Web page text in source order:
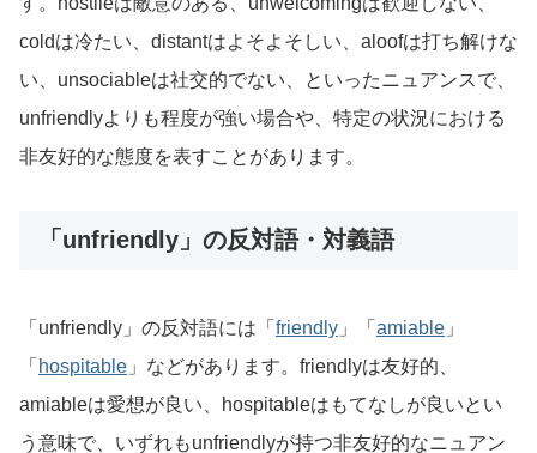
coldは冷たい、distantはよそよそしい、aloofは打ち解けな
い、unsociableは社交的でない、といったニュアンスで、
unfriendlyよりも程度が強い場合や、特定の状況における
非友好的な態度を表すことがあります。
「unfriendly」の反対語・対義語
「unfriendly」の反対語には「 friendly 」「 amiable 」
「 hospitable 」などがあります。friendlyは友好的、
amiableは愛想が良い、hospitableはもてなしが良いとい
う意味で、いずれもunfriendlyが持つ非友好的なニュアン